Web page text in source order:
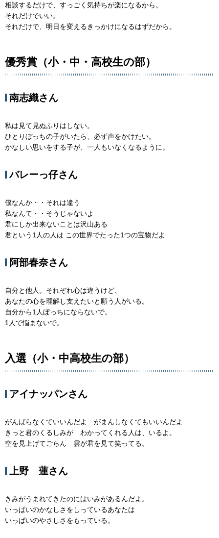
相談するだけで、すっごく気持ちが楽になるから。
それだけでいい。
それだけで、明日を変えるきっかけになるはずだから。
優秀賞（小・中・高校生の部）
南志織さん
私は見て見ぬふりはしない。
ひとりぼっちの子がいたら、必ず声をかけたい。
かなしい思いをする子が、一人もいなくなるように。
バレーっ仔さん
僕なんか・・それは違う
私なんて・・そうじゃないよ
君にしか出来ないことは沢山ある
君という1人の人は この世界でたった1つの宝物だよ
阿部春奈さん
自分と他人。それぞれ心は違うけど、
あなたの心を理解し支えたいと願う人がいる。
自分から1人ぼっちにならないで。
1人で悩まないで。
入選（小・中高校生の部）
アイナッパンさん
がんばらなくていいんだよ がまんしなくてもいいんだよ
きっと君のくるしみが わかってくれる人は、いるよ。
空を見上げてごらん 雲が君を見て笑ってる。
上野 蓮さん
きみがうまれてきたのにはいみがあるんだよ。
いっぱいのかなしさをしっているあなたは
いっぱいのやさしさをもっている。